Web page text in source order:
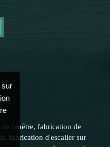
fenêtre, fabrication de
fabrication d'escalier sur
sur